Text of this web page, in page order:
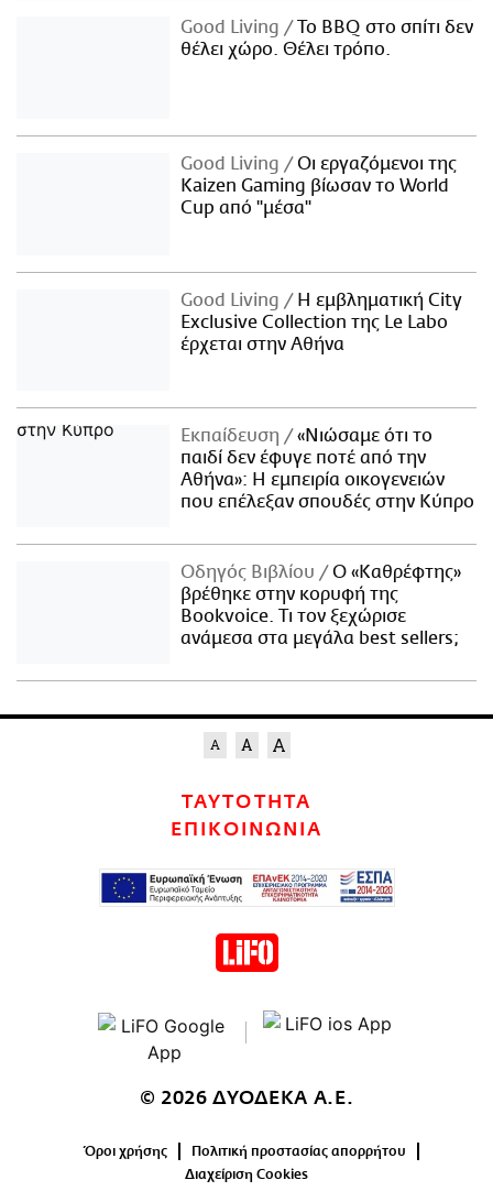
Good Living
Το BBQ στο σπίτι δεν
θέλει χώρο. Θέλει τρόπο.
Good Living
Οι εργαζόμενοι της
Kaizen Gaming βίωσαν το World
Cup από "μέσα"
Good Living
Η εμβληματική City
Exclusive Collection της Le Labo
έρχεται στην Αθήνα
Εκπαίδευση
«Νιώσαμε ότι το
παιδί δεν έφυγε ποτέ από την
Αθήνα»: Η εμπειρία οικογενειών
που επέλεξαν σπουδές στην Κύπρο
Οδηγός Βιβλίου
Ο «Καθρέφτης»
βρέθηκε στην κορυφή της
Bookvoice. Τι τον ξεχώρισε
ανάμεσα στα μεγάλα best sellers;
ΤΑΥΤΟΤΗΤΑ
ΕΠΙΚΟΙΝΩΝΙΑ
© 2026 ΔΥΟΔΕΚΑ Α.Ε.
Όροι χρήσης
Πολιτική προστασίας απορρήτου
Διαχείριση Cookies